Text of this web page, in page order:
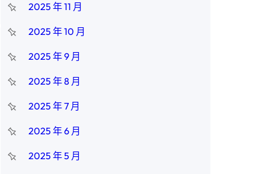
2025 年 11 月
2025 年 10 月
2025 年 9 月
2025 年 8 月
2025 年 7 月
2025 年 6 月
2025 年 5 月